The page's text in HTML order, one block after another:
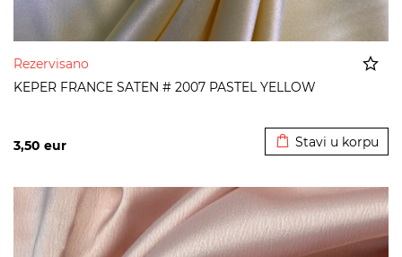
Rezervisano
KEPER FRANCE SATEN # 2007 PASTEL YELLOW
3,50 eur Stavi u korpu